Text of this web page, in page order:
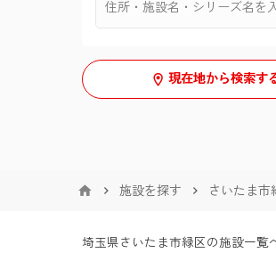
住宅型有料老人ホーム(
保証人必要
24時間介護士常駐
ナースコール
二人室現在地から検索す
施設を探す さいたま市
埼玉県さいたま市緑区の施設一覧